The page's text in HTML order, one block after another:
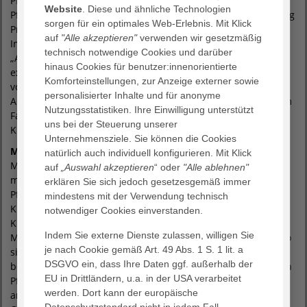
Pflegefachfrauen und -männer ist, als auch die Weiterbildung
Praxisanleitung und die Fachweiterbildung Anästhesie- und
Intensivpflege sowie Kenntnisprüfungen anbietet.
„Angesichts eines immer größer werdenden Mangels an
examinierten Pflegekräften muss es eines unserer
vorrangingen Ziele sein, mehr junge Menschen für eine
Ausbildung zur Pflegefachkraft zu begeistern und damit dem
Fachkräftemangel aktiv entgegenzutreten“, sagt Sigrid
Kuptschitsch.
Michelle Bergist neue Pflegedirektorin des Agaplesion
Markus Krankenhauses und kennt das Haus bereits seit
mehreren Jahren. Nach ihrem Studium der Allgemeinen
Pflege, absolvierte sie eine Ausbildung zur Gesundheits- und
Krankenpflegerin und arbeitete einige Jahre in einem
Krankenhaus der Maximalversorgung. 2018 wechselte
Michelle Berg dann ans Agaplesion Markus Krankenhaus, wo
sie das Traineeprogramm im Pflegemanagement durchlief,
bevor sie zunächst Assistentin der Pflegedirektorin und dann
Pflegedienstleitung wurde. In dieser Position war sie unter
anderem für Mitarbeiter:innen der Intensivstation und des
Website . Diese und ähnliche Technologien
sorgen für ein optimales Web-Erlebnis. Mit Klick
auf "Alle akzeptieren"verwenden wir gesetzmäßig
technisch notwendige Cookies und darüber
hinaus Cookies für benutzer:innenorientierte
Komforteinstellungen, zur Anzeige externer sowie
personalisierter Inhalte und für anonyme
Nutzungsstatistiken. Ihre Einwilligung unterstützt
uns bei der Steuerung unserer
Unternehmensziele. Sie können die Cookies
natürlich auch individuell konfigurieren. Mit Klick
auf „Auswahl akzeptieren“ oder "Alle ablehnen"
erklären Sie sich jedoch gesetzesgemäß immer
mindestens mit der Verwendung technisch
notwendiger Cookies einverstanden.
Indem Sie externe Dienste zulassen, willigen Sie
je nach Cookie gemäß Art. 49 Abs. 1 S. 1 lit. a
DSGVO ein, dass Ihre Daten ggf. außerhalb der
EU in Drittländern, u.a. in der USA verarbeitet
werden. Dort kann der europäische